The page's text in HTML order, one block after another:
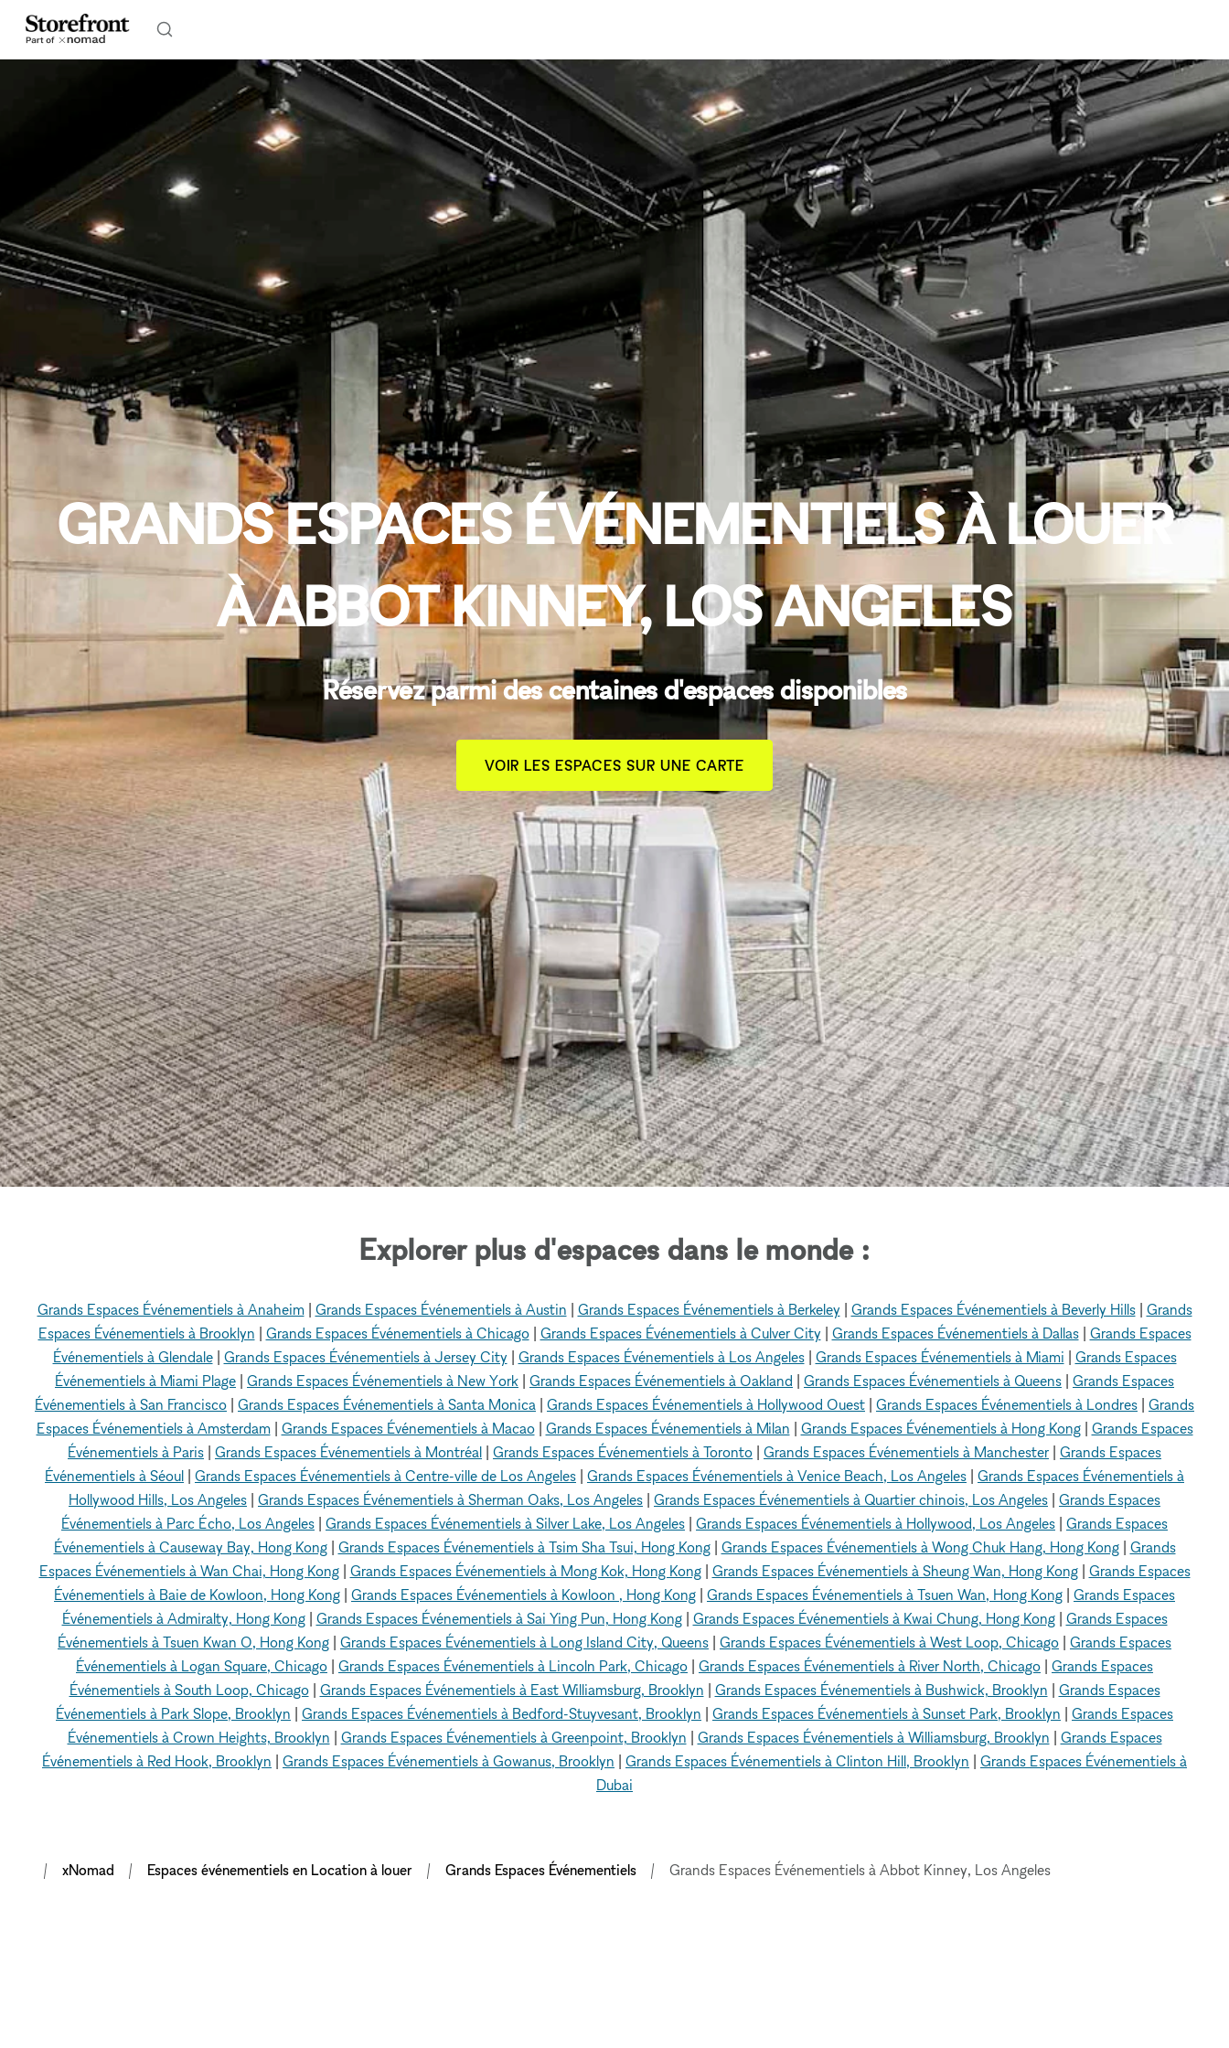
GRANDS ESPACES ÉVÉNEMENTIELS À LOUER
À ABBOT KINNEY, LOS ANGELES
Réservez parmi des centaines d'espaces disponibles
VOIR LES ESPACES SUR UNE CARTE
Explorer plus d'espaces dans le monde :
Grands Espaces Événementiels à Anaheim| Grands Espaces Événementiels à Austin | Grands Espaces Événementiels à Berkeley | Grands Espaces Événementiels à Beverly Hills| Grands
Espaces Événementiels à Brooklyn | Grands Espaces Événementiels à Chicago| Grands Espaces Événementiels à Culver City | Grands Espaces Événementiels à Dallas| Grands Espaces
Événementiels à Glendale| Grands Espaces Événementiels à Jersey City | Grands Espaces Événementiels à Los Angeles| Grands Espaces Événementiels à Miami | Grands Espaces
Événementiels à Miami Plage | Grands Espaces Événementiels à New York | Grands Espaces Événementiels à Oakland | Grands Espaces Événementiels à Queens | Grands Espaces
Événementiels à San Francisco | Grands Espaces Événementiels à Santa Monica | Grands Espaces Événementiels à Hollywood Ouest | Grands Espaces Événementiels à Londres | Grands
Espaces Événementiels à Amsterdam| Grands Espaces Événementiels à Macao| Grands Espaces Événementiels à Milan | Grands Espaces Événementiels à Hong Kong| Grands Espaces
Événementiels à Paris | Grands Espaces Événementiels à Montréal | Grands Espaces Événementiels à Toronto | Grands Espaces Événementiels à Manchester | Grands Espaces
Événementiels à Séoul | Grands Espaces Événementiels à Centre-ville de Los Angeles | Grands Espaces Événementiels à Venice Beach, Los Angeles | Grands Espaces Événementiels à
Hollywood Hills, Los Angeles | Grands Espaces Événementiels à Sherman Oaks, Los Angeles | Grands Espaces Événementiels à Quartier chinois, Los Angeles | Grands Espaces
Événementiels à Parc Écho, Los Angeles | Grands Espaces Événementiels à Silver Lake, Los Angeles | Grands Espaces Événementiels à Hollywood, Los Angeles | Grands Espaces
Événementiels à Causeway Bay, Hong Kong| Grands Espaces Événementiels à Tsim Sha Tsui, Hong Kong| Grands Espaces Événementiels à Wong Chuk Hang, Hong Kong| Grands
Espaces Événementiels à Wan Chai, Hong Kong| Grands Espaces Événementiels à Mong Kok, Hong Kong| Grands Espaces Événementiels à Sheung Wan, Hong Kong| Grands Espaces
Événementiels à Baie de Kowloon, Hong Kong | Grands Espaces Événementiels à Kowloon , Hong Kong | Grands Espaces Événementiels à Tsuen Wan, Hong Kong | Grands Espaces
Événementiels à Admiralty, Hong Kong| Grands Espaces Événementiels à Sai Ying Pun, Hong Kong| Grands Espaces Événementiels à Kwai Chung, Hong Kong| Grands Espaces
Événementiels à Tsuen Kwan O, Hong Kong | Grands Espaces Événementiels à Long Island City, Queens | Grands Espaces Événementiels à West Loop, Chicago | Grands Espaces
Événementiels à Logan Square, Chicago | Grands Espaces Événementiels à Lincoln Park, Chicago | Grands Espaces Événementiels à River North, Chicago | Grands Espaces
Événementiels à South Loop, Chicago| Grands Espaces Événementiels à East Williamsburg, Brooklyn | Grands Espaces Événementiels à Bushwick, Brooklyn | Grands Espaces
Événementiels à Park Slope, Brooklyn | Grands Espaces Événementiels à Bedford-Stuyvesant, Brooklyn | Grands Espaces Événementiels à Sunset Park, Brooklyn | Grands Espaces
Événementiels à Crown Heights, Brooklyn | Grands Espaces Événementiels à Greenpoint, Brooklyn | Grands Espaces Événementiels à Williamsburg, Brooklyn | Grands Espaces
Événementiels à Red Hook, Brooklyn | Grands Espaces Événementiels à Gowanus, Brooklyn | Grands Espaces Événementiels à Clinton Hill, Brooklyn | Grands Espaces Événementiels à
Dubai
xNomad Espaces événementiels en Location à louer Grands Espaces Événementiels Grands Espaces Événementiels à Abbot Kinney, Los Angeles